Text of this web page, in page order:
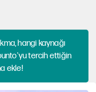
hangi kaynağı
tercih ettiğin
ekle!